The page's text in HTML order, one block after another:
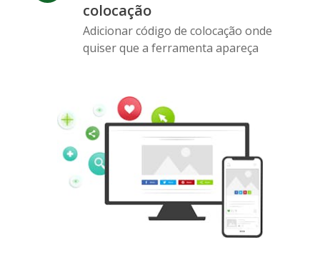
Pinterest Buffer
Evernote
Marcadores
do Google
colocação
Adicionar código de colocação onde
quiser que a ferramenta apareça